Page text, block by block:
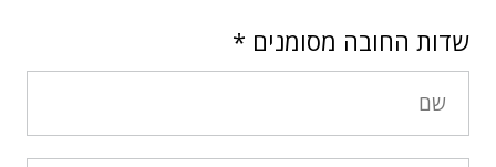
שדות החובה מסומנים *